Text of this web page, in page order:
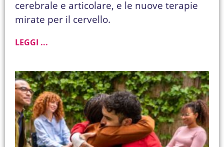
cerebrale e articolare, e le nuove terapie
mirate per il cervello.
LEGGI ...